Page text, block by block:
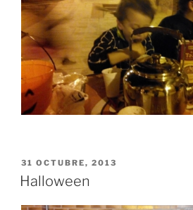
PUBLICADO
EL
31 OCTUBRE, 2013
Halloween